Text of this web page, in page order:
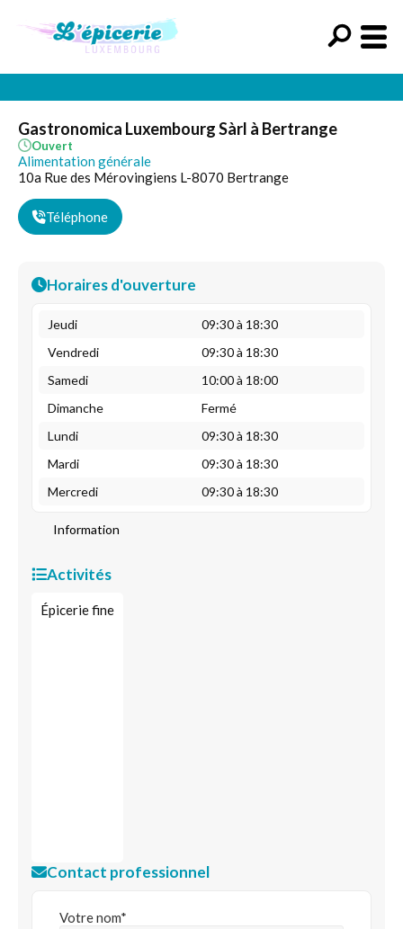
Gastronomica Luxembourg Sàrl à Bertrange
Ouvert
Alimentation générale
10a Rue des Mérovingiens L-8070 Bertrange
Téléphone
Horaires d'ouverture
Jeudi
09:30 à 18:30
Vendredi
09:30 à 18:30
Samedi
10:00 à 18:00
Dimanche
Fermé
Lundi
09:30 à 18:30
Mardi
09:30 à 18:30
Mercredi
09:30 à 18:30
Information
Activités
Épicerie fine
Contact professionnel
Votre nom*